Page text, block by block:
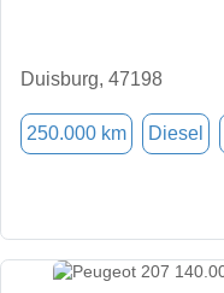
Duisburg, 47198
250.000 km Diesel